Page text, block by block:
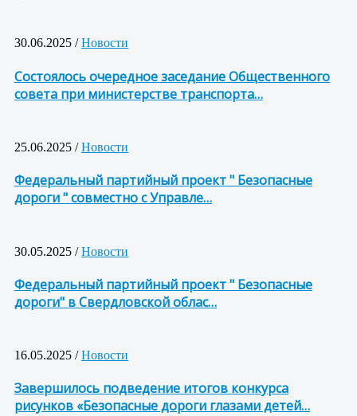
30.06.2025 /Новости
Состоялось очередное заседание Общественного
совета при министерстве транспорта…
25.06.2025 /Новости
Федеральный партийный проект " Безопасные
дороги " совместно с Управле…
30.05.2025 /Новости
Федеральный партийный проект " Безопасные
дороги" в Свердловской облас…
16.05.2025 /Новости
Завершилось подведение итогов конкурса
рисунков «Безопасные дороги глазами детей…